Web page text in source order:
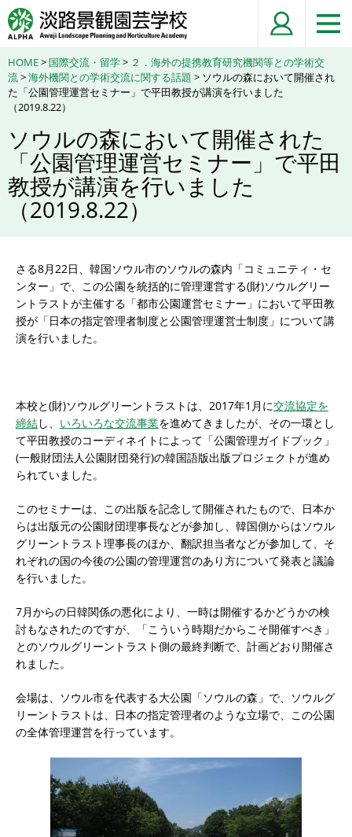
HOME> 国際交流・留学> ２．海外の提携教育研究機関等との学術交
流>海外機関との学術交流に関する話題 > ソウルの森において開催され
た「公園管理運営セミナー」で平田教授が講演を行いました
（2019.8.22）
ソウルの森において開催された
「公園管理運営セミナー」で平田
教授が講演を行いました
（2019.8.22）
さる8月22日、韓国ソウル市のソウルの森内「コミュニティ・セ
ンター」で、この公園を統括的に管理運営する(財)ソウルグリー
ントラストが主催する「都市公園運営セミナー」において平田教
授が「日本の指定管理者制度と公園管理運営士制度」について講
演を行いました。
本校と(財)ソウルグリーントラストは、2017年1月に交流協定を
締結し、 いろいろな交流事業を進めてきましたが、その一環とし
て平田教授のコーディネイトによって「公園管理ガイドブック」
(一般財団法人公園財団発行)の韓国語版出版プロジェクトが進め
られていました。
このセミナーは、この出版を記念して開催されたもので、日本か
らは出版元の公園財団理事長などが参加し、韓国側からはソウル
グリーントラスト理事長のほか、翻訳担当者などが参加して、そ
れぞれの国の今後の公園の管理運営のあり方について発表と議論
を行いました。
7月からの日韓関係の悪化により、一時は開催するかどうかの検
討もなされたのですが、「こういう時期だからこそ開催すべき」
とのソウルグリーントラスト側の最終判断で、計画どおり開催さ
れました。
会場は、ソウル市を代表する大公園「ソウルの森」で、ソウルグ
リーントラストは、日本の指定管理者のような立場で、この公園
の全体管理運営を行っています。